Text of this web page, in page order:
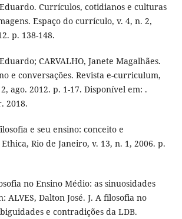
Eduardo. Currículos, cotidianos e culturas
Espaço do currículo, v. 4, n. 2,
p. 138-148.
CARVALHO, Janete Magalhães.
e conversações. Revista e-curriculum,
ago. 2012. p. 1-17. Disponível em: .
2018.
e seu ensino: conceito e
Rio de Janeiro, v. 13, n. 1, 2006. p.
no Ensino Médio: as sinuosidades
ALVES, Dalton José. J. A filosofia no
e contradições da LDB.